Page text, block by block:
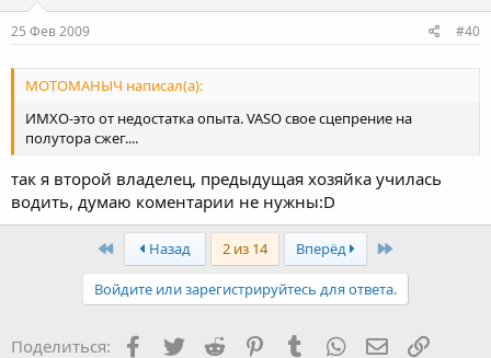
25 Фев 2009 #40
МОТОМАНЫЧ написал(а):
ИМХО-это от недостатка опыта. VASO свое сцепрение на
полутора сжег....
так я второй владелец, предыдущая хозяйка училась
водить, думаю коментарии не нужны:D
First Назад 2 из 14 Вперёд Last
Войдите или зарегистрируйтесь для ответа.
Поделиться: Facebook
TwitterReddit PinterestTumblr WhatsApp Ссылка